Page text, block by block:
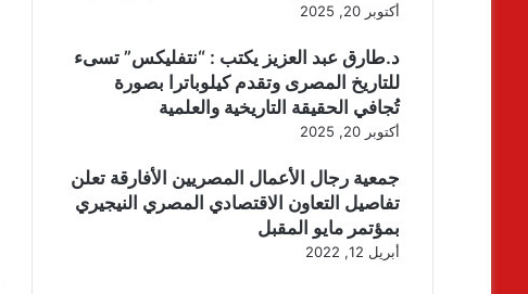
أكتوبر 20, 2025
د.طارق عبد العزيز يكتب : “نتفليكس” تسىء
للتاريخ المصرى وتقدم كيلوباترا بصورة
تُجافي الحقيقة التاريخية والعلمية
أكتوبر 20, 2025
جمعية رجال الأعمال المصريين الأفارقة تعلن
تفاصيل التعاون الاقتصادي المصري النيجيري
بمؤتمر مايو المقبل
أبريل 12, 2022